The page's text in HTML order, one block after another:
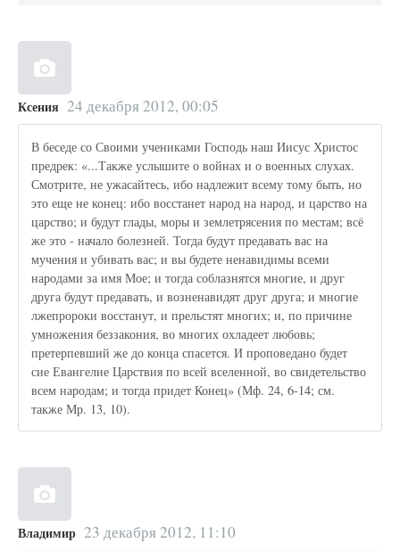
Ксения 24 декабря 2012, 00:05
В беседе со Своими учениками Господь наш Иисус Христос
предрек: «...Также услышите о войнах и о военных слухах.
Смотрите, не ужасайтесь, ибо надлежит всему тому быть, но
это еще не конец: ибо восстанет народ на народ, и царство на
царство; и будут глады, моры и землетрясения по местам; всё
же это - начало болезней. Тогда будут предавать вас на
мучения и убивать вас; и вы будете ненавидимы всеми
народами за имя Мое; и тогда соблазнятся многие, и друг
друга будут предавать, и возненавидят друг друга; и многие
лжепророки восстанут, и прельстят многих; и, по причине
умножения беззакония, во многих охладеет любовь;
претерпевший же до конца спасется. И проповедано будет
сие Евангелие Царствия по всей вселенной, во свидетельство
всем народам; и тогда придет Конец» (Мф. 24, 6-14; см.
также Мр. 13, 10).
Владимир 23 декабря 2012, 11:10